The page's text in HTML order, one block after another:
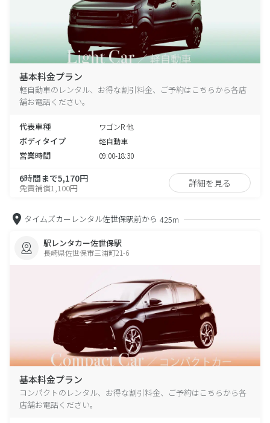
基本料金プラン
軽自動車のレンタル、お得な割引料金、ご予約はこちらから各店
舗お電話ください。
代表車種 ワゴンR 他
ボディタイプ 軽自動車
営業時間 09:00-18:30
6時間まで5,170円
免責補償1,100円 詳細を見る
タイムズカーレンタル佐世保駅前から 425m
駅レンタカー佐世保駅
長崎県佐世保市三浦町21-6
基本料金プラン
コンパクトのレンタル、お得な割引料金、ご予約はこちらから各
店舗お電話ください。